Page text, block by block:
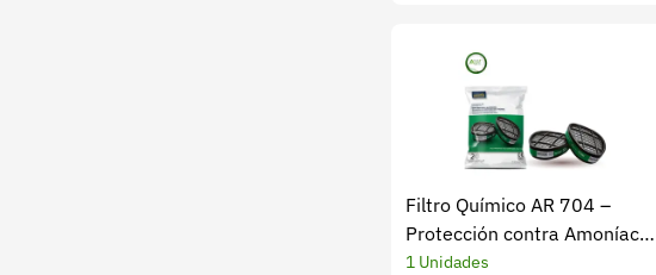
Filtro Químico AR 704 –
Protección contra Amoníaco
K1
1 Unidades